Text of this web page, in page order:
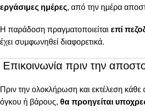
εργάσιμες ημέρες, από την ημέρα
Η παράδοση πραγματοποιείται επί
έχει συμφωνηθεί διαφορετικά.
Επικοινωνία πριν την
Πριν την ολοκλήρωση και εκτέλεση
όγκου ή βάρους, θα προηγείται